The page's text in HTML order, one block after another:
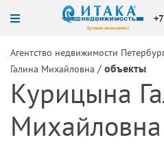
Агентство недвижимости
Галина Михайловна / объекты
Курицына